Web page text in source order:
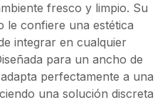
fresco y limpio. Su
le confiere una estética
integrar en cualquier
para un ancho de
perfectamente a una
una solución discreta